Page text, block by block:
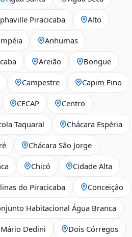
Piracicaba Alto
Anhumas
Areião Bongue
Campestre Capim Fino
CECAP Centro
Taquaral Chácara Espéria
Chácara São Jorge
Chicó Cidade Alta
do Piracicaba Conceição
Habitacional Água Branca
Dedini Dois Córregos